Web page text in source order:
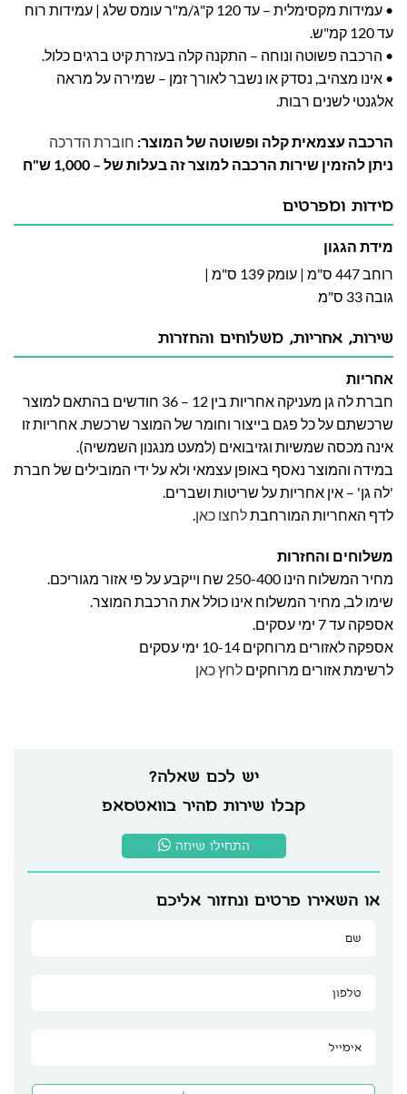
• עמידות מקסימלית – עד 120 ק"ג/מ"ר עומס שלג | עמידות רוח
עד 120 קמ"ש.
• הרכבה פשוטה ונוחה – התקנה קלה בעזרת קיט ברגים כלול.
• אינו מצהיב, נסדק או נשבר לאורך זמן – שמירה על מראה
אלגנטי לשנים רבות.
הרכבה עצמאית קלה ופשוטה של המוצר: חוברת הדרכה
ניתן להזמין שירות הרכבה למוצר זה בעלות של – 1,000 ש"ח
מידות ומפרטים
מידת הגגון
רוחב 447 ס"מ | עומק 139 ס"מ |
גובה 33 ס"מ
יש לכם שאלה?
קבלו שירות מהיר בוואטסאפ
התחילו שיחה
או השאירו פרטים ונחזור אליכם
שירות, אחריות, משלוחים והחזרות
אחריות
חברת לה גן מעניקה אחריות בין 12 – 36 חודשים בהתאם למוצר
שרכשתם על כל פגם בייצור וחומר של המוצר שרכשת. אחריות זו
אינה מכסה שמשיות וגזיבואים (למעט מנגנון השמשיה).
במידה והמוצר נאסף באופן עצמאי ולא על ידי המובילים של חברת
'לה גן' – אין אחריות על שריטות ושברים.
לדף האחריות המורחבתלחצו כאן.
משלוחים והחזרות
מחיר המשלוח הינו 250-400 שח וייקבע על פי אזור מגוריכם.
שימו לב, מחיר המשלוח אינו כולל את הרכבת המוצר.
אספקה עד 7 ימי עסקים.
אספקה לאזורים מרוחקים 10-14 ימי עסקים
לרשימת אזורים מרוחקים לחץ כאן